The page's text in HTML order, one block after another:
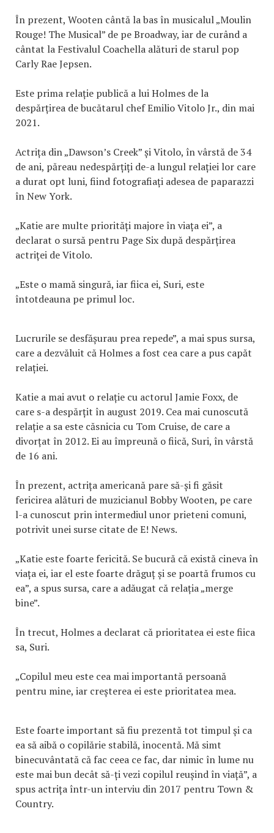
În prezent, Wooten cântă la bas în musicalul „Moulin
Rouge! The Musical” de pe Broadway, iar de curând a
cântat la Festivalul Coachella alături de starul pop
Carly Rae Jepsen.
Este prima relație publică a lui Holmes de la
despărțirea de bucătarul chef Emilio Vitolo Jr., din mai
2021.
Actrița din „Dawson’s Creek” și Vitolo, în vârstă de 34
de ani, păreau nedespărțiți de-a lungul relației lor care
a durat opt luni, fiind fotografiați adesea de paparazzi
în New York.
„Katie are multe priorități majore în viața ei”, a
declarat o sursă pentru Page Six după despărțirea
actriței de Vitolo.
„Este o mamă singură, iar fiica ei, Suri, este
întotdeauna pe primul loc.
Lucrurile se desfășurau prea repede”, a mai spus sursa,
care a dezvăluit că Holmes a fost cea care a pus capăt
relației.
Katie a mai avut o relație cu actorul Jamie Foxx, de
care s-a despărțit în august 2019. Cea mai cunoscută
relație a sa este căsnicia cu Tom Cruise, de care a
divorțat în 2012. Ei au împreună o fiică, Suri, în vârstă
de 16 ani.
În prezent, actrița americană pare să-și fi găsit
fericirea alături de muzicianul Bobby Wooten, pe care
l-a cunoscut prin intermediul unor prieteni comuni,
potrivit unei surse citate de E! News.
„Katie este foarte fericită. Se bucură că există cineva în
viața ei, iar el este foarte drăguț și se poartă frumos cu
ea”, a spus sursa, care a adăugat că relația „merge
bine”.
În trecut, Holmes a declarat că prioritatea ei este fiica
sa, Suri.
„Copilul meu este cea mai importantă persoană
pentru mine, iar creșterea ei este prioritatea mea.
Este foarte important să fiu prezentă tot timpul și ca
ea să aibă o copilărie stabilă, inocentă. Mă simt
binecuvântată că fac ceea ce fac, dar nimic în lume nu
este mai bun decât să-ți vezi copilul reușind în viață”, a
spus actrița într-un interviu din 2017 pentru Town &
Country.